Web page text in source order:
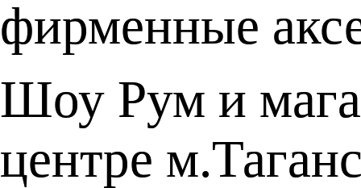
фирменные
Шоу Рум и
центре